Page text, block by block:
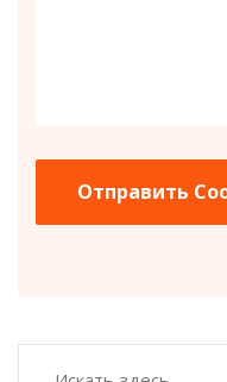
Отправить